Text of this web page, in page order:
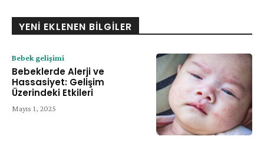
YENI EKLENEN BILGILER
Bebek gelişimi
Bebeklerde Alerji ve
Hassasiyet: Gelişim
Üzerindeki Etkileri
Mayıs 1, 2025